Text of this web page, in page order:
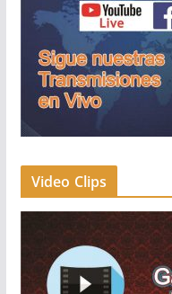
Video Clips